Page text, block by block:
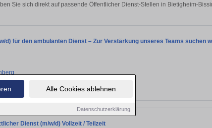
Alle Cookies ablehnen
Datenschutzerklärung
Sie sich direkt auf passende Öffentlicher Dienst-Stellen in Bietigheim-
d) für den ambulanten Dienst – Zur Verstärkung unseres Teams suchen
Dienst (m/w/d) Vollzeit / Teilzeit